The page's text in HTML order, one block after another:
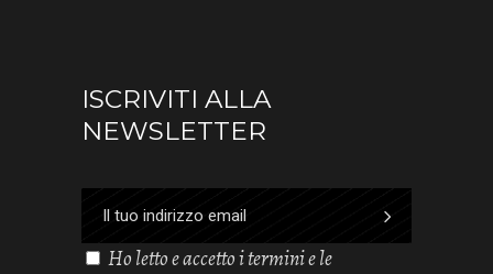
ISCRIVITI ALLA
NEWSLETTER
Ho letto e accetto i termini e le